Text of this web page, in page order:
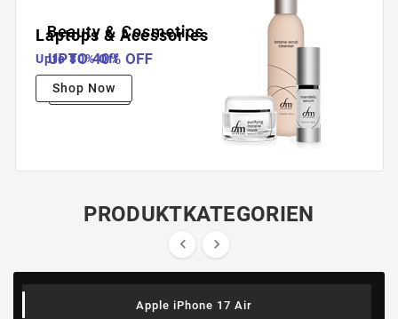
Laptops & Acessories
Upto 80% Off
Shop Now
PRODUKTKATEGORIEN
 
Apple iPhone 17 Air